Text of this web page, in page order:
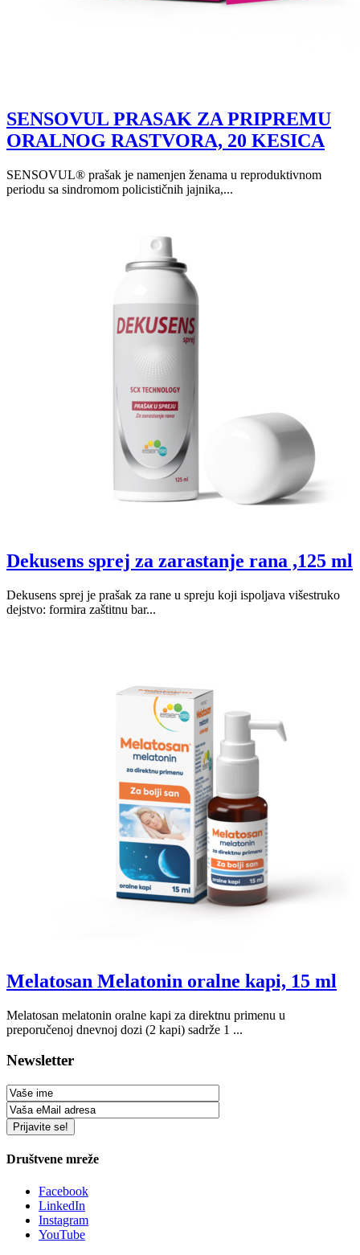
SENSOVUL PRASAK ZA PRIPREMU
ORALNOG RASTVORA, 20 KESICA
SENSOVUL® prašak je namenjen ženama u reproduktivnom
periodu sa sindromom policističnih jajnika,...
Dekusens sprej za zarastanje rana ,125 ml
Dekusens sprej je prašak za rane u spreju koji ispoljava višestruko
dejstvo: formira zaštitnu bar...
Melatosan Melatonin oralne kapi, 15 ml
Melatosan melatonin oralne kapi za direktnu primenu u
preporučenoj dnevnoj dozi (2 kapi) sadrže 1 ...
Newsletter
Društvene mreže
Facebook
LinkedIn
Instagram
YouTube